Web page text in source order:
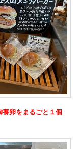
養卵をまるごと１個